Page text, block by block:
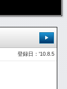
登録日：'10.8.5